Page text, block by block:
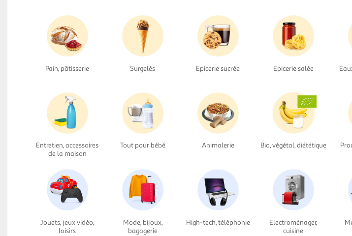
Pain, pâtisserie Surgelés Epicerie sucrée Epicerie salée
Entretien, accessoires
de la maison
Tout pour bébé Animalerie Bio, végétal, diététique
Jouets, jeux vidéo,
loisirs
Mode, bijoux,
bagagerie
High-tech, téléphonie
Electroménager,
cuisine